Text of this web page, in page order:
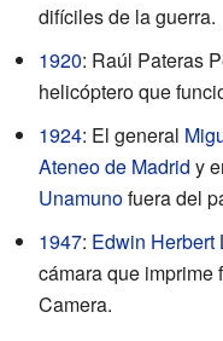
difíciles de la guerra.
1920: Raúl Pateras
helicóptero que
1924: El general
Ateneo de Madrid y
Unamunofuera del
1947: Edwin Herbert
cámara que imprime
Camera.